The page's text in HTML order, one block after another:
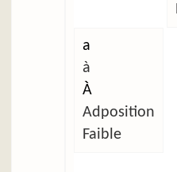
a
à
À
Adposition
Faible